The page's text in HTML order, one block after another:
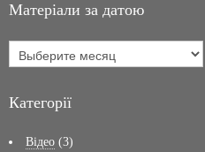
Матеріали за датою
Категорії
Відео (3)